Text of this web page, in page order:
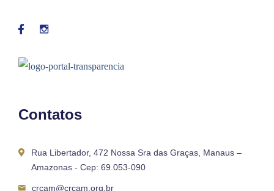
Contatos
Rua Libertador, 472 Nossa Sra das Graças, Manaus –
Amazonas - Cep: 69.053-090
crcam@crcam.org.br